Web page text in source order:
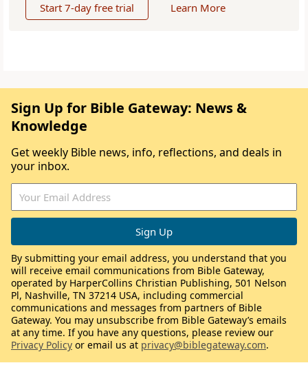
Start 7-day free trial Learn More
Sign Up for Bible Gateway: News &
Knowledge
Get weekly Bible news, info, reflections, and deals in
your inbox.
By submitting your email address, you understand that you
will receive email communications from Bible Gateway,
operated by HarperCollins Christian Publishing, 501 Nelson
Pl, Nashville, TN 37214 USA, including commercial
communications and messages from partners of Bible
Gateway. You may unsubscribe from Bible Gateway’s emails
at any time. If you have any questions, please review our
Privacy Policy or email us at privacy@biblegateway.com.